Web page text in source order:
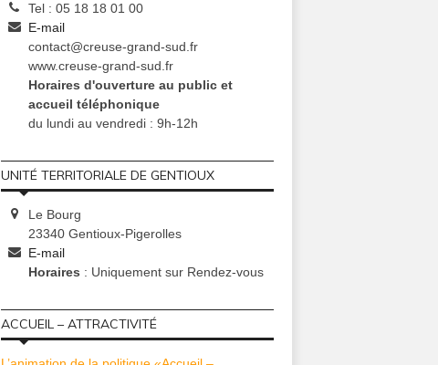
Tel : 05 18 18 01 00
E-mail
contact@creuse-grand-sud.fr
www.creuse-grand-sud.fr
Horaires d'ouverture au public et
accueil téléphonique
du lundi au vendredi : 9h-12h
UNITÉ TERRITORIALE DE GENTIOUX
Le Bourg
23340 Gentioux-Pigerolles
E-mail
Horaires : Uniquement sur Rendez-vous
ACCUEIL – ATTRACTIVITÉ